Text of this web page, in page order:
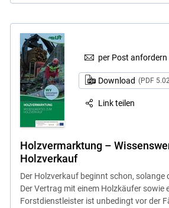
per Post anfordern
Download (PDF
Link teilen
Holzvermarktung –
Holzverkauf
Der Holzverkauf beginnt schon, solange
Der Vertrag mit einem Holzkäufer sowie
Forstdienstleister ist unbedingt vor der